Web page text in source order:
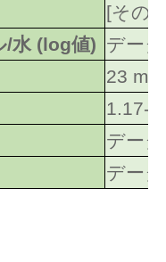
[その
/水 (log値) デー
23
1.17-
デー
デー